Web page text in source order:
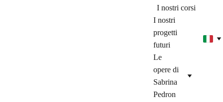
I nostri corsi
I nostri
progetti
futuri
Le
opere di
Sabrina
Pedron